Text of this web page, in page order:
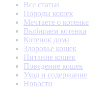
Все статьи
Породы кошек
Мечтаете о котенке
Выбираем котенка
Котенок дома
Здоровье кошек
Питание кошек
Поведение кошек
Уход и содержание
Новости